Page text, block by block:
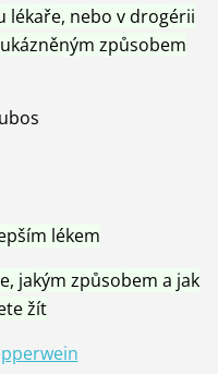
lékaře, nebo v drogérii
způsobem
lékem
jakým způsobem a jak
žít